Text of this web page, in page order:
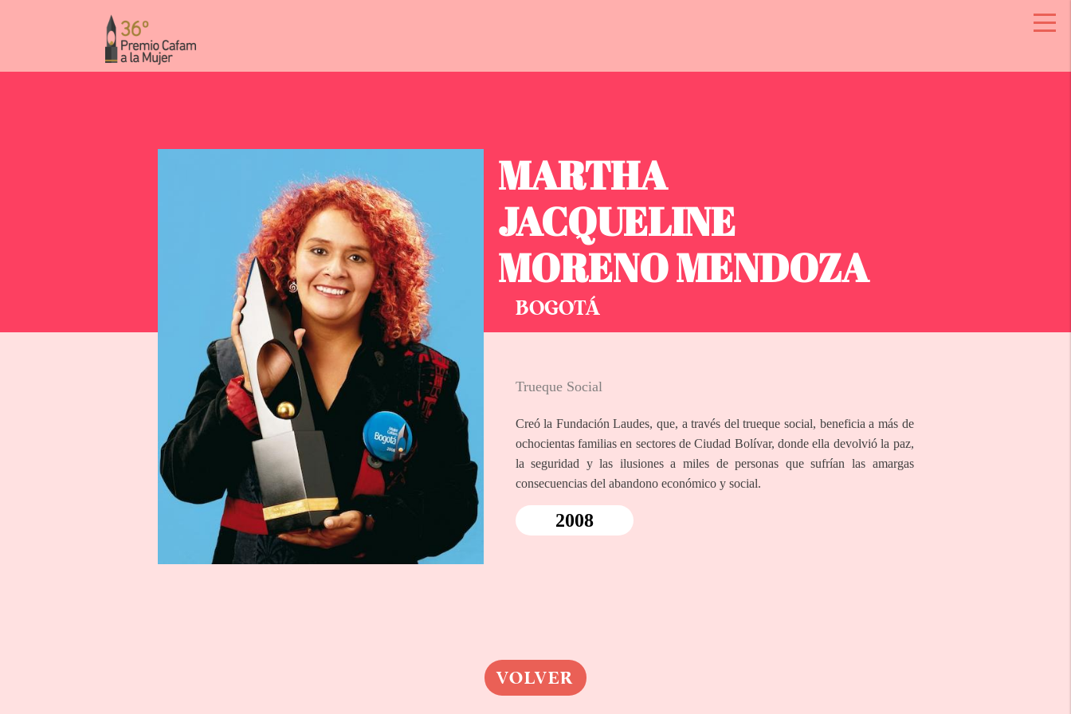
MARTHA
JACQUELINE
MORENO MENDOZA
BOGOTÁ
Trueque Social
Creó la Fundación Laudes, que, a través del trueque social, beneficia a más de
ochocientas familias en sectores de Ciudad Bolívar, donde ella devolvió la paz,
la seguridad y las ilusiones a miles de personas que sufrían las amargas
consecuencias del abandono económico y social.
2008
VOLVER